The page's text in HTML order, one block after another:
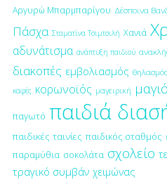
Αργυρώ Μπαρμπαρίγου Δέσποινα
Πάσχα Σταματίνα Τσιμτσιλή Χανιά
αδυνάτισμα ανάπτυξη παιδιού
διακοπές εμβολιασμός θηλασμός
καφές κορωνοϊός μαγειρική μαγιό
παγωτό παιδιά
παιδικές ταινίες παιδικός σταθμός
παραμύθια σοκολάτα σχολείο
τραγικό συμβάν χειμώνας